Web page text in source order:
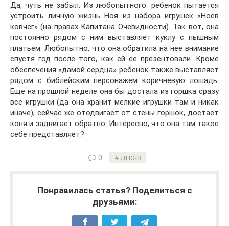
Да, чуть не забыл. Из любопытного: ребенок пытается
устроить личную жизнь Ноя из набора игрушек «Ноев
ковчег» (на правах Капитана Очевидности). Так вот, она
постоянно рядом с ним выставляет куклу с пышным
платьем. Любопытно, что она обратила на нее внимание
спустя год после того, как ей ее презентовали. Кроме
обеспечения «дамой сердца» ребенок также выставляет
рядом с библейским персонажем коричневую лошадь.
Еще на прошлой неделе она бы достала из горшка сразу
все игрушки (да она хранит мелкие игрушки там и никак
иначе), сейчас же отодвигает от стены горшок, достает
коня и задвигает обратно. Интересно, что она там такое
себе представляет?
0 ДНО-3
Понравилась статья? Поделиться с
друзьями: